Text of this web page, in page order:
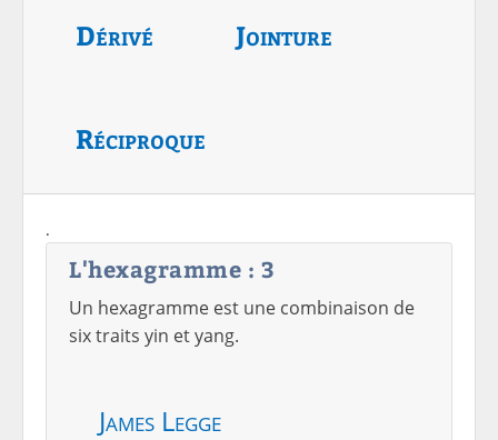
Dérivé Jointure
Réciproque
.
L'hexagramme : 3
Un hexagramme est une combinaison de
six traits yin et yang.
James Legge